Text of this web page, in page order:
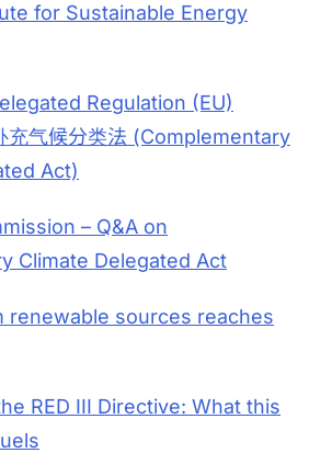
for Sustainable Energy
Regulation (EU)
气候分类法 (Complementary
Act)
– Q&A on
Climate Delegated Act
renewable sources reaches
RED III Directive: What this